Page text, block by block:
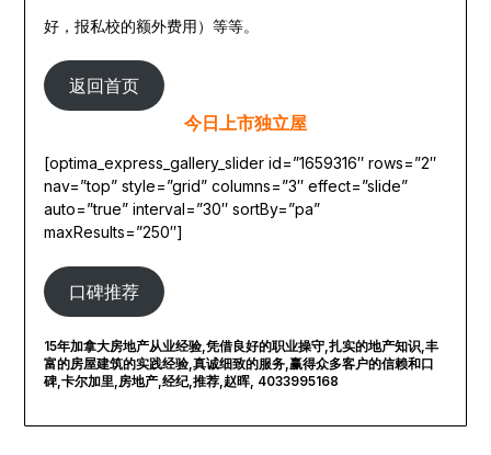
好，报私校的额外费用）等等。
返回首页
今日上市独立屋
[optima_express_gallery_slider id=”1659316″ rows=”2″
nav=”top” style=”grid” columns=”3″ effect=”slide”
auto=”true” interval=”30″ sortBy=”pa”
maxResults=”250″]
口碑推荐
15年加拿大房地产从业经验,凭借良好的职业操守,扎实的地产知识,丰
富的房屋建筑的实践经验,真诚细致的服务,赢得众多客户的信赖和口
碑,卡尔加里,房地产,经纪,推荐,赵晖, 4033995168